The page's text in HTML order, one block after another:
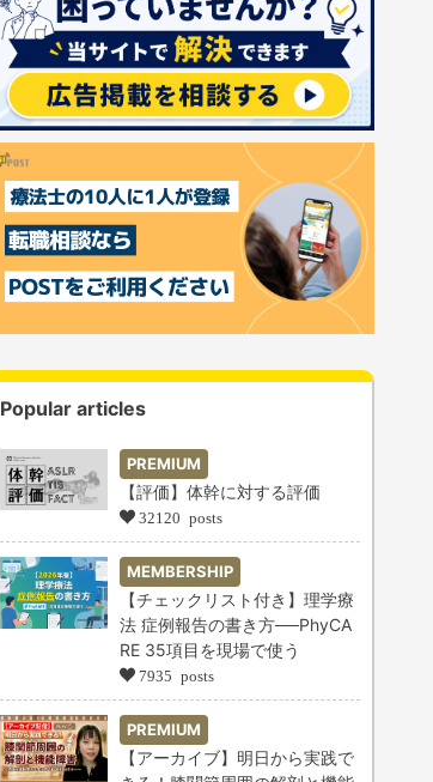
Popular articles
PREMIUM
【評価】体幹に対する評価
32120 posts
MEMBERSHIP
【チェックリスト付き】理学療
法 症例報告の書き方──PhyCA
RE 35項目を現場で使う
7935 posts
PREMIUM
【アーカイブ】明日から実践で